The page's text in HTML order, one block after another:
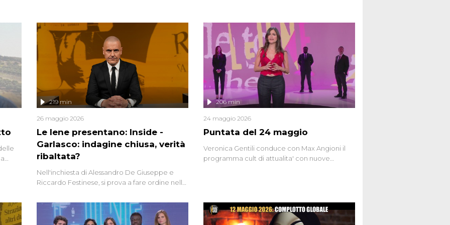
Le Iene presentano: Inside -
Garlasco: indagine chiusa, verità
ribaltata?
219 min
26 maggio 2026
Nell'inchiesta di Alessandro De Giuseppe e
Riccardo Festinese, si prova a fare ordine nella
continuano a emergere attorno a una delle
vicende giudiziarie più discusse degli ultimi
anni. Lo speciale ricostruisce la vicenda
Puntata del 24 maggio
206 min
24 maggio 2026
Veronica Gentili conduce con Max Angioni il
programma cult di attualita' con nuove